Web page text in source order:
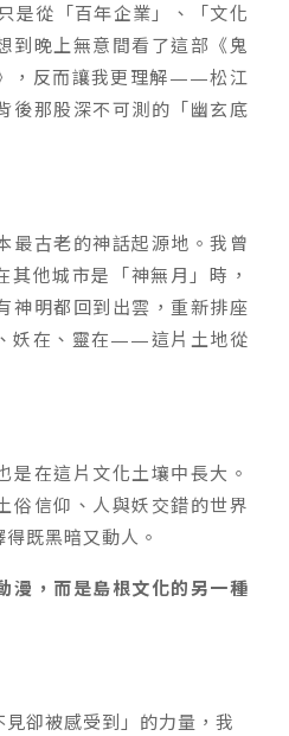
是從「百年企業」、「文化
到晚上無意間看了這部《鬼
，反而讓我更理解——松江
後那股深不可測的「幽玄底
最古老的神話起源地。我曾
他城市是「神無月」時，
神明都回到出雲，重新排座
妖在、靈在——這片土地從
是在這片文化土壤中長大。
俗信仰、人與妖交錯的世界
既黑暗又動人。
漫，而是島根文化的另一種
卻被感受到」的力量，我